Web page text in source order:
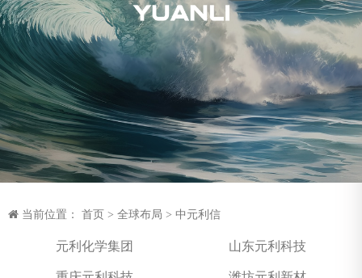
当前位置： 首页 > 全球布局 > 中元利信
元利化学集团 山东元利科技